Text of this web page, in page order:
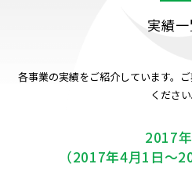
実績
各事業の実績をご紹介しています。
ください
2017
（2017年4月1日～